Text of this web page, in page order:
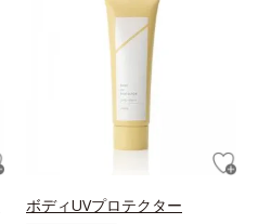
ボディUVプロテクター